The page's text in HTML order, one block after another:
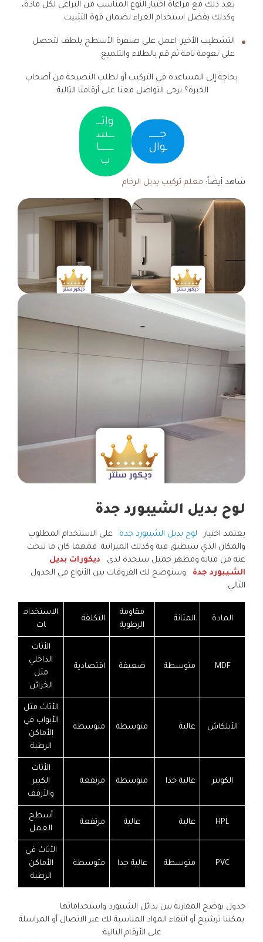
بعد ذلك مع مراعاة اختيار النوع المناسب من البراغي لكل مادة،
وكذلك يفضل استخدام الغراء لضمان قوة التثبيت.
التشطيب الأخير: اعمل على صنفرة الأسطح بلطف لتحصل
على نعومة تامة ثم قم بالطلاء والتلميع.
بحاجة إلى المساعدة في التركيب أو لطلب النصيحة من أصحاب
الخبرة؟ يرجى التواصل معنا على أرقامنا التالية:
جــــــ
ـوال
واتـــ
ـــس
ــــــــا
ب
شاهد أيضاً: معلم تركيب بديل الرخام
لوح بديل الشيبورد جدة
يعتمد اختيار لوح بديل الشيبورد جدة
على الاستخدام المطلوب
والمكان الذي سيطبق فيه وكذلك الميزانية. فمهما كان ما تبحث
عنه من متانة ومظهر جميل ستجده لدى
ديكورات بديل
الشيبورد جدة
وسنوضح لك الفروقات بين الأنواع في الجدول
التالي:
المادة المتانة
مقاومة
الرطوبة
التكلفة
الاستخدام
ات
MDF متوسطة ضعيفة اقتصادية
الأثاث
الداخلي
مثل
الخزائن
الأبلكاش عالية متوسطة متوسطة
الأثاث مثل
الأبواب في
الأماكن
الرطبة
الكونتر عالية جدا متوسطة مرتفعة
الأثاث
الكبير
والأرفف
HPL عالية عالية مرتفعة
أسطح
العمل
PVC متوسطة عالية جدا متوسطة
الأثاث في
الأماكن
الرطبة
جدول يوضح المقارنة بين بدائل الشيبورد واستخداماتها
يمكننا ترشيح أو انتقاء المواد المناسبة لك عبر الاتصال أو المراسلة
على الأرقام التالية: